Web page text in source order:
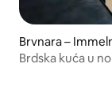
Brvnara –
Brdska kuća u